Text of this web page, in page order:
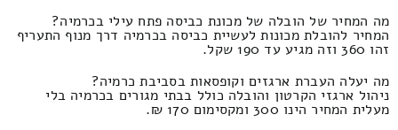
מה המחיר של הובלה של מכונת כביסה פתח עילי בכרמיה?
המחיר להובלת מכונות לעשיית כביסה בכרמיה דרך מנוף התעריף
זהו 360 וזה מגיע עד 190 שקל.
מה יעלה העברת ארגזים וקופסאות בסביבת כרמיה?
ניהול ארגזי הקרטון והובלה כולל בבתי מגורים בכרמיה בלי
מעלית המחיר הינו 300 ומקסימום 170 ₪.